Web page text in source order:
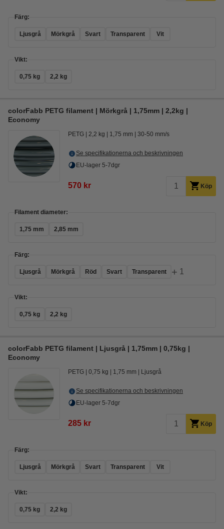
Färg:
Ljusgrå Mörkgrå Svart Transparent Vit
Vikt:
0,75 kg 2,2 kg
colorFabb PETG filament | Mörkgrå | 1,75mm | 2,2kg |
Economy
PETG 2,2 kg 1,75 mm 30-50 mm/s
Se specifikationerna och beskrivningen
EU-lager 5-7dgr
570 kr Köp
Filament diameter:
1,75 mm 2,85 mm
Färg:
Ljusgrå Mörkgrå Röd Svart Transparent + 1
Vikt:
0,75 kg 2,2 kg
colorFabb PETG filament | Ljusgrå | 1,75mm | 0,75kg |
Economy
PETG 0,75 kg 1,75 mm Ljusgrå
Se specifikationerna och beskrivningen
EU-lager 5-7dgr
285 kr Köp
Färg:
Ljusgrå Mörkgrå Svart Transparent Vit
Vikt:
0,75 kg 2,2 kg